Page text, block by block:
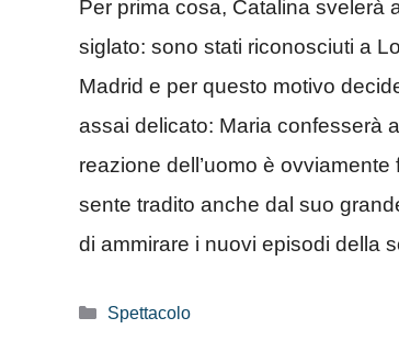
Per prima cosa, Catalina svelerà
siglato: sono stati riconosciuti a
Madrid e per questo motivo
assai delicato: Maria confesserà
reazione dell’uomo è
sente tradito anche dal suo
di ammirare i nuovi episodi della
Categorie
Spettacolo